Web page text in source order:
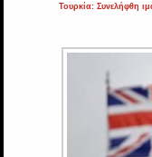
Τουρκία: Συνελήφθη